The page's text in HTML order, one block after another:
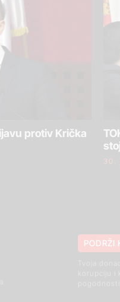
protiv Krička
30.
PODRŽI
Tvoja
korupciju i